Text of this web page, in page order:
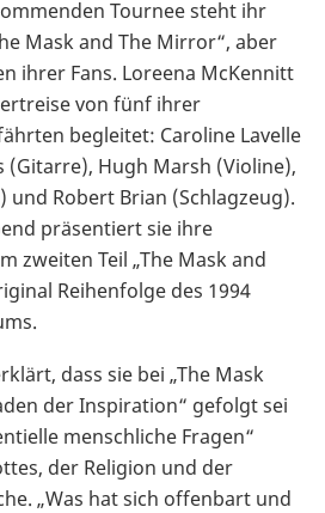
Tournee steht ihr
Mask and The Mirror“, aber
ihrer Fans. Loreena McKennitt
von fünf ihrer
begleitet: Caroline Lavelle
(Gitarre), Hugh Marsh (Violine),
und Robert Brian (Schlagzeug).
präsentiert sie ihre
zweiten Teil „The Mask and
Reihenfolge des 1994
dass sie bei „The Mask
der Inspiration“ gefolgt sei
menschliche Fragen“
der Religion und der
„Was hat sich offenbart und